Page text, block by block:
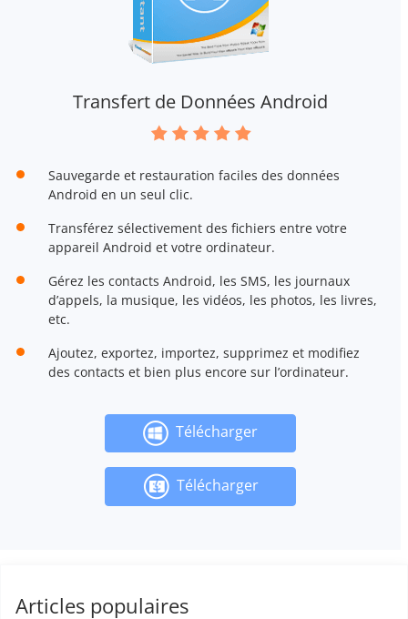
Transfert de Données Android
Sauvegarde et restauration faciles des données
Android en un seul clic.
Transférez sélectivement des fichiers entre votre
appareil Android et votre ordinateur.
Gérez les contacts Android, les SMS, les journaux
d’appels, la musique, les vidéos, les photos, les livres,
etc.
Ajoutez, exportez, importez, supprimez et modifiez
des contacts et bien plus encore sur l’ordinateur.
Télécharger
Télécharger
Articles populaires